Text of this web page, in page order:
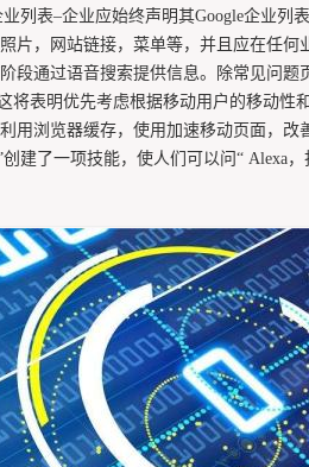
列表–企业应始终声明其Google企业
片，网站链接，菜单等，并且应在任
段通过语音搜索提供信息。除常见问
表明优先考虑根据移动用户的移动
用浏览器缓存，使用加速移动页面，
建了一项技能，使人们可以问“